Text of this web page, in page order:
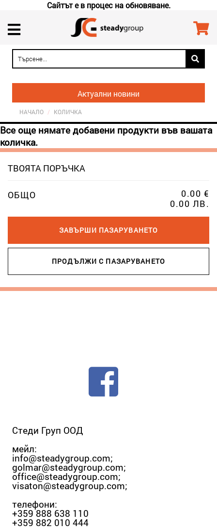
Сайтът е в процес на обновяване.
Актуални новини
НАЧАЛО / КОЛИЧКА
Все още нямате добавени продукти във вашата
количка.
ТВОЯТА ПОРЪЧКА
ОБЩО
0.00 €
0.00 ЛВ.
ЗАВЪРШИ ПАЗАРУВАНЕТО
ПРОДЪЛЖИ С ПАЗАРУВАНЕТО
Стеди Груп ООД
мейл:
info@steadygroup.com;
golmar@steadygroup.com;
office@steadygroup.com;
visaton@steadygroup.com;
телефони:
+359 888 638 110
+359 882 010 444